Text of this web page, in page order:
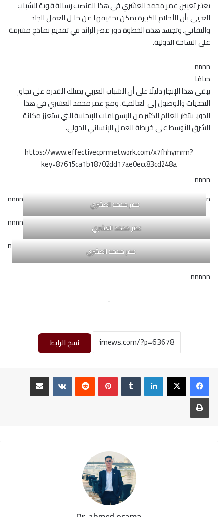
يعتبر تعيين عمر محمد العشري في هذا المنصب رسالة قوية للشباب
العربي بأن الأحلام الكبيرة يمكن تحقيقها من خلال العمل الجاد
والتفاني. وتجسد هذه الخطوة دور مصر الرائد في تقديم نماذج مشرفة
على الساحة الدولية.
nnnn
ختامًا
يبقى هذا الإنجاز دليلًا على أن الشباب العربي يمتلك القدرة على تجاوز
التحديات والوصول إلى العالمية. ومع عمر محمد العشري في هذا
الدور، ينتظر العالم الكثير من الإسهامات الإيجابية التي ستعزز مكانة
الشرق الأوسط على خريطة العمل الإنساني الدولي.
https://www.effectivecpmnetwork.com/x7fhhymrm?
key=87615ca1b18702dd17ae0ecc83cd248a
nnnn
n
عمر محمد العشري nnnn
عمر محمد العشري nnnn
عمر محمد العشري n
nnnnn
-
نسخ الرابط
لينكدإن بينتيريست
مشاركة عبر البريد
طباعة